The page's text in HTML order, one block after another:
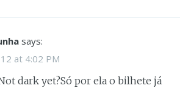
says:
at 4:02 PM
dark yet?Só por ela o bilhete já